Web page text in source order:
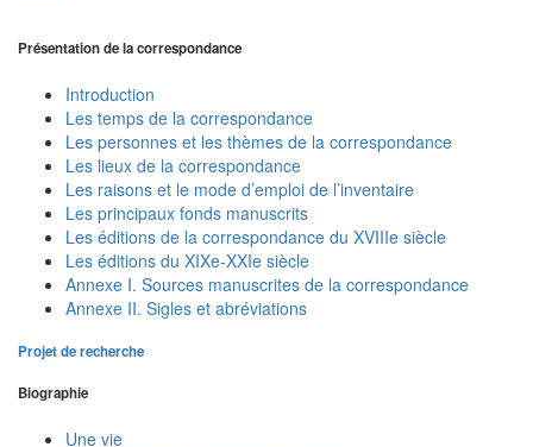
Présentation de la correspondance
Introduction
Les temps de la correspondance
Les personnes et les thèmes de la correspondance
Les lieux de la correspondance
Les raisons et le mode d’emploi de l’inventaire
Les principaux fonds manuscrits
Les éditions de la correspondance du XVIIIe siècle
Les éditions du XIXe-XXIe siècle
Annexe I. Sources manuscrites de la correspondance
Annexe II. Sigles et abréviations
Projet de recherche
Biographie
Une vie